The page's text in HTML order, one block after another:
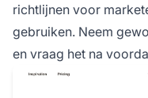
richtlijnen voor
gebruiken. Neem
en vraag het na